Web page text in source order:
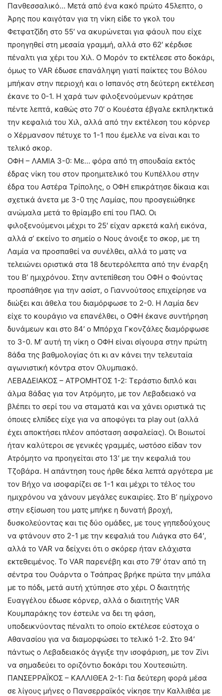
Πανθεσσαλικό… Μετά από ένα κακό πρώτο 45λεπτο, ο
Άρης που καιγόταν για τη νίκη είδε το γκολ του
Φετφατζίδη στο 55′ να ακυρώνεται για φάουλ που είχε
προηγηθεί στη μεσαία γραμμή, αλλά στο 62′ κέρδισε
πέναλτι για χέρι του Χιλ. Ο Μορόν το εκτέλεσε στο δοκάρι,
όμως το VAR έδωσε επανάληψη γιατί παίκτες του Βόλου
μπήκαν στην περιοχή και ο Ισπανός στη δεύτερη εκτέλεση
έκανε το 0-1. Η χαρά των φιλοξενούμενων κράτησε
πέντε λεπτά, καθώς στο 70′ ο Κουέστα έβγαλε εκπληκτικά
την κεφαλιά του Χιλ, αλλά από την εκτέλεση του κόρνερ
ο Χέρμανσον πέτυχε το 1-1 που έμελλε να είναι και το
τελικό σκορ.
ΟΦΗ – ΛΑΜΙΑ 3-0: Με… φόρα από τη σπουδαία εκτός
έδρας νίκη του στον προημιτελικό του Κυπέλλου στην
έδρα του Αστέρα Τρίπολης, ο ΟΦΗ επικράτησε δίκαια και
σχετικά άνετα με 3-0 της Λαμίας, που προσγειώθηκε
ανώμαλα μετά το θρίαμβο επί του ΠΑΟ. Οι
φιλοξενούμενοι μέχρι το 25′ είχαν αρκετά καλή εικόνα,
αλλά σ’ εκείνο το σημείο ο Νους άνοιξε το σκορ, με τη
Λαμία να προσπαθεί να συνέλθει, αλλά το ματς να
τελειώνει οριστικά στα 18 δευτερόλεπτα από την έναρξη
του Β’ ημιχρόνου. Στην αντεπίθεση του ΟΦΗ ο Φούντας
προσπάθησε για την ασίστ, ο Γιαννούτσος επιχείρησε να
διώξει και άθελα του διαμόρφωσε το 2-0. Η Λαμία δεν
είχε το κουράγιο να επανέλθει, ο ΟΦΗ έκανε συντήρηση
δυνάμεων και στο 84′ ο Μπόρχα Γκονζάλες διαμόρφωσε
το 3-0. Μ’ αυτή τη νίκη ο ΟΦΗ είναι σίγουρα στην πρώτη
8άδα της βαθμολογίας ότι κι αν κάνει την τελευταία
αγωνιστική κόντρα στον Ολυμπιακό.
ΛΕΒΑΔΕΙΑΚΟΣ – ΑΤΡΟΜΗΤΟΣ 1-2: Τεράστιο διπλό και
άλμα 8άδας για τον Ατρόμητο, με τον Λεβαδειακό να
βλέπει το σερί του να σταματά και να χάνει οριστικά τις
όποιες ελπίδες είχε για να αποφύγει τα play out (αλλά
έχει αποκτήσει πλέον απόσταση ασφαλείας). Οι Βοιωτοί
ήταν καλύτεροι σε γενικές γραμμές, ωστόσο είδαν τον
Ατρόμητο να προηγείται στο 13′ με την κεφαλιά του
Τζοβάρα. Η απάντηση τους ήρθε δέκα λεπτά αργότερα με
τον Βήχο να ισοφαρίζει σε 1-1 και μέχρι το τέλος του
ημιχρόνου να χάνουν μεγάλες ευκαιρίες. Στο Β’ ημίχρονο
στην εξίσωση του ματς μπήκε η δυνατή βροχή,
δυσκολεύοντας και τις δύο ομάδες, με τους γηπεδούχους
να φτάνουν στο 2-1 με την κεφαλιά του Λιάγκα στο 64′,
αλλά το VAR να δείχνει ότι ο σκόρερ ήταν ελάχιστα
εκτεθειμένος. Το VAR παρενέβη και στο 79′ όταν από τη
σέντρα του Ουάρντα ο Τσάπρας βρήκε πρώτα την μπάλα
με το πόδι, μετά αυτή χτύπησε στο χέρι. Ο διαιτητής
Ευαγγέλου έδωσε κόρνερ, αλλά ο διαιτητής VAR
Κουμπαράκης τον έστειλε να δει τη φάση,
υποδεικνύοντας πέναλτι το οποίο εκτέλεσε εύστοχα ο
Αθανασίου για να διαμορφώσει το τελικό 1-2. Στο 94′
πάντως ο Λεβαδειακός άγγιξε την ισοφάριση, με τον Ζίνι
να σημαδεύει το οριζόντιο δοκάρι του Χουτεσιώτη.
ΠΑΝΣΕΡΡΑΪΚΟΣ – ΚΑΛΛΙΘΕΑ 2-1: Για δεύτερη φορά μέσα
σε λίγους μήνες ο Πανσερραϊκός νίκησε την Καλλιθέα με